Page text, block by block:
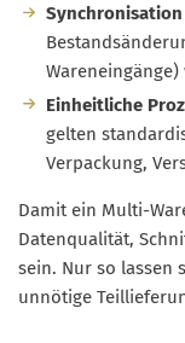
Einheitliche
gelten
Verpackung,
Damit ein Multi-
Datenqualität,
sein. Nur so lassen
unnötige